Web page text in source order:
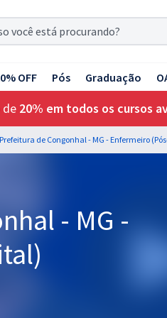
OFF Pós Graduação
de 20% em todos os cursos
Prefeitura de Congonhal - MG - Enfermeiro
- MG -